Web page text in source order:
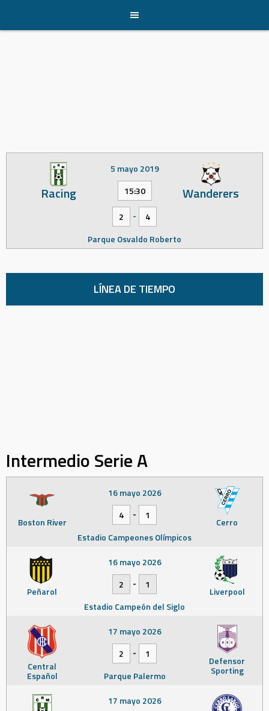
content
Racing Wanderers
5 mayo 2019
15:30
2 -
4
Parque Osvaldo Roberto
LÍNEA DE TIEMPO
Intermedio Serie A
Boston River Cerro
16 mayo 2026
4
-
1
Estadio Campeones Olímpicos
Peñarol Liverpool
16 mayo 2026
2
-
1
Estadio Campeón del Siglo
Central
Español
Defensor
Sporting
17 mayo 2026
2
-
1
Parque Palermo
17 mayo 2026